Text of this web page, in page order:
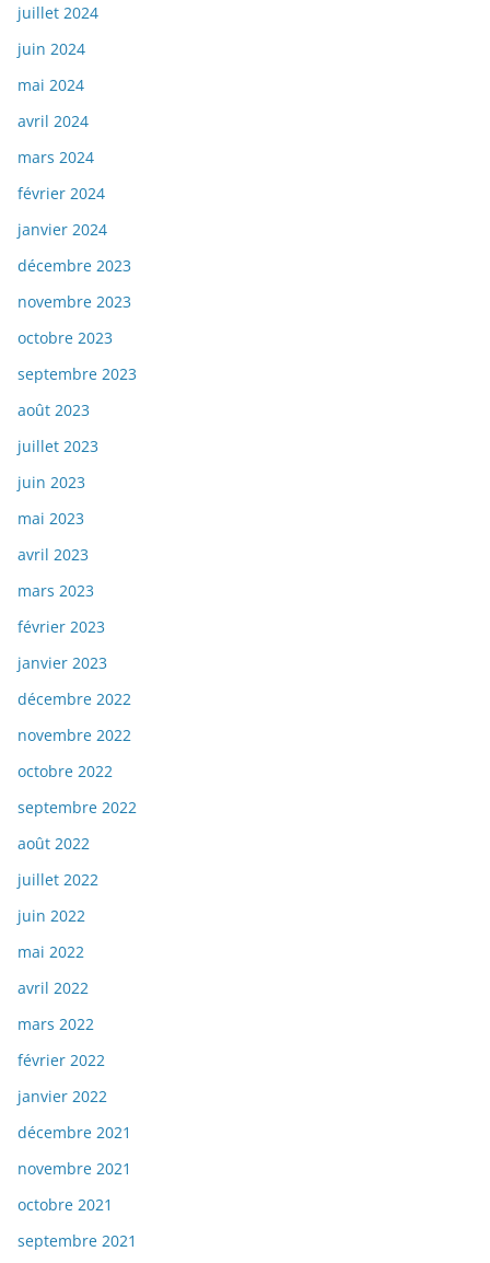
juillet 2024
juin 2024
mai 2024
avril 2024
mars 2024
février 2024
janvier 2024
décembre 2023
novembre 2023
octobre 2023
septembre 2023
août 2023
juillet 2023
juin 2023
mai 2023
avril 2023
mars 2023
février 2023
janvier 2023
décembre 2022
novembre 2022
octobre 2022
septembre 2022
août 2022
juillet 2022
juin 2022
mai 2022
avril 2022
mars 2022
février 2022
janvier 2022
décembre 2021
novembre 2021
octobre 2021
septembre 2021